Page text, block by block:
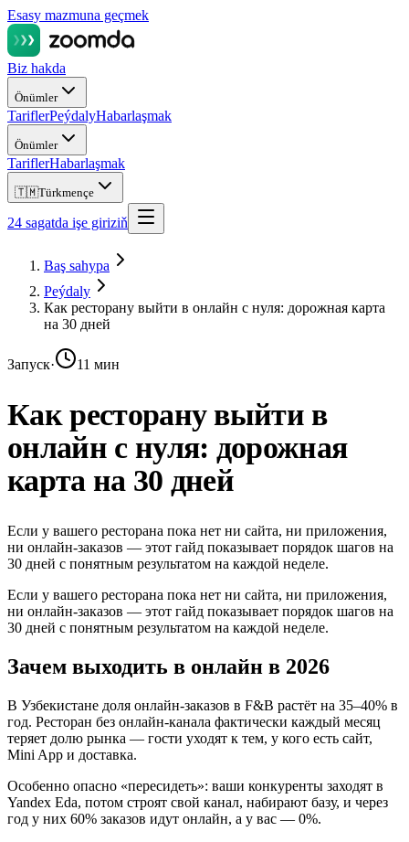
Esasy mazmuna geçmek
Biz hakda
Önümler
TariflerPeýdalyHabarlaşmak
Önümler
TariflerHabarlaşmak
🇹🇲Türkmençe
24 sagatda işe giriziň
Baş sahypa
Peýdaly
Как ресторану выйти в онлайн с нуля: дорожная карта
на 30 дней
Запуск· 11 мин
Как ресторану выйти в
онлайн с нуля: дорожная
карта на 30 дней
Если у вашего ресторана пока нет ни сайта, ни приложения,
ни онлайн-заказов — этот гайд показывает порядок шагов на
30 дней с понятным результатом на каждой неделе.
Если у вашего ресторана пока нет ни сайта, ни приложения,
ни онлайн-заказов — этот гайд показывает порядок шагов на
30 дней с понятным результатом на каждой неделе.
Зачем выходить в онлайн в 2026
В Узбекистане доля онлайн-заказов в F&B растёт на 35–40% в
год. Ресторан без онлайн-канала фактически каждый месяц
теряет долю рынка — гости уходят к тем, у кого есть сайт,
Mini App и доставка.
Особенно опасно «пересидеть»: ваши конкуренты заходят в
Yandex Eda, потом строят свой канал, набирают базу, и через
год у них 60% заказов идут онлайн, а у вас — 0%.